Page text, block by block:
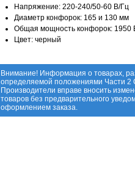
Напряжение: 220-240/50-60 В/Гц
Диаметр конфорок: 165 и 130 мм
Общая мощность конфорок: 1950
Цвет: черный
Внимание! Информация о товарах,
определяемой положениями Части 2
Производители вправе вносить
товаров без предварительного
оформлением заказа.